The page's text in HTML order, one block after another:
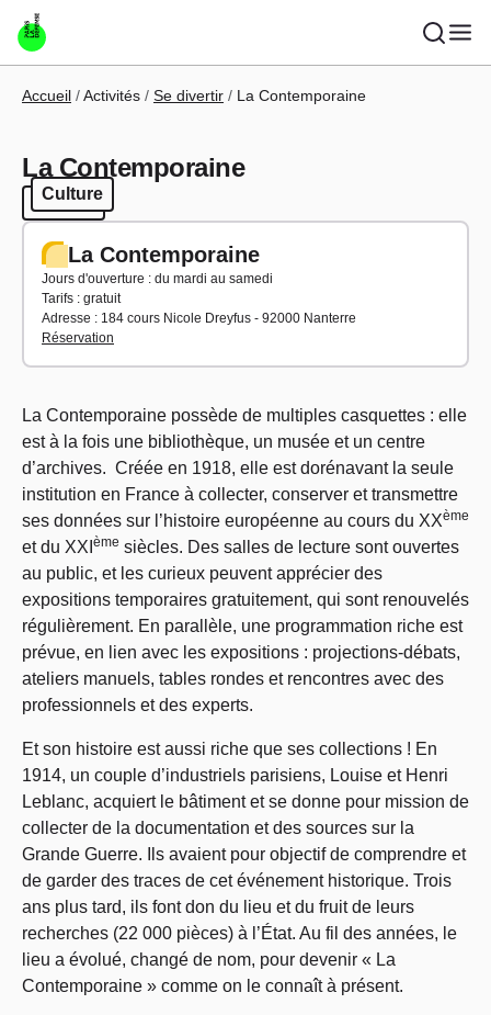
Aller au contenu principal
Fil d'Ariane
Accueil Activités Se divertir La Contemporaine
La Contemporaine
Culture
Culture
La Contemporaine
Jours d'ouverture : du mardi au samedi
Tarifs : gratuit
Adresse : 184 cours Nicole Dreyfus - 92000 Nanterre
Réservation
La Contemporaine possède de multiples casquettes : elle
est à la fois une bibliothèque, un musée et un centre
d’archives. Créée en 1918, elle est dorénavant la seule
institution en France à collecter, conserver et transmettre
ses données sur l’histoire européenne au cours du XXème
et du XXI ème siècles. Des salles de lecture sont ouvertes
au public, et les curieux peuvent apprécier des
expositions temporaires gratuitement, qui sont renouvelés
régulièrement. En parallèle, une programmation riche est
prévue, en lien avec les expositions : projections-débats,
ateliers manuels, tables rondes et rencontres avec des
professionnels et des experts.
Et son histoire est aussi riche que ses collections ! En
1914, un couple d’industriels parisiens, Louise et Henri
Leblanc, acquiert le bâtiment et se donne pour mission de
collecter de la documentation et des sources sur la
Grande Guerre. Ils avaient pour objectif de comprendre et
de garder des traces de cet événement historique. Trois
ans plus tard, ils font don du lieu et du fruit de leurs
recherches (22 000 pièces) à l’État. Au fil des années, le
lieu a évolué, changé de nom, pour devenir « La
Contemporaine » comme on le connaît à présent.